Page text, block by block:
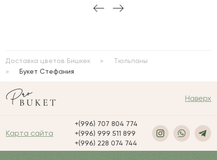
Доставка цветов Бишкек
Тюльпаны
Букет Стефания
Наверх
Карта сайта
+(996) 707 804 774
+(996) 999 511 899
+(996) 228 074 744